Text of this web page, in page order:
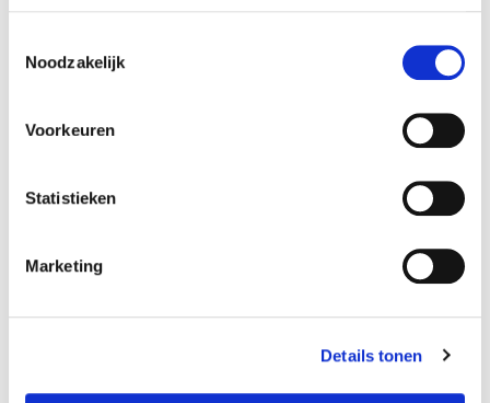
Noodzakelijk
Voorkeuren
Statistieken
Marketing
Details tonen